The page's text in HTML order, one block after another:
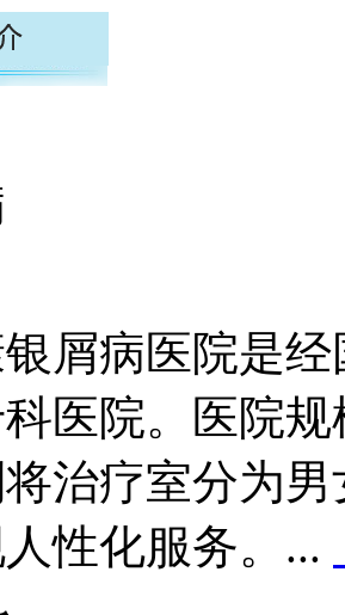
屑病医院是
医院。医院
治疗室分为
性化服务。...